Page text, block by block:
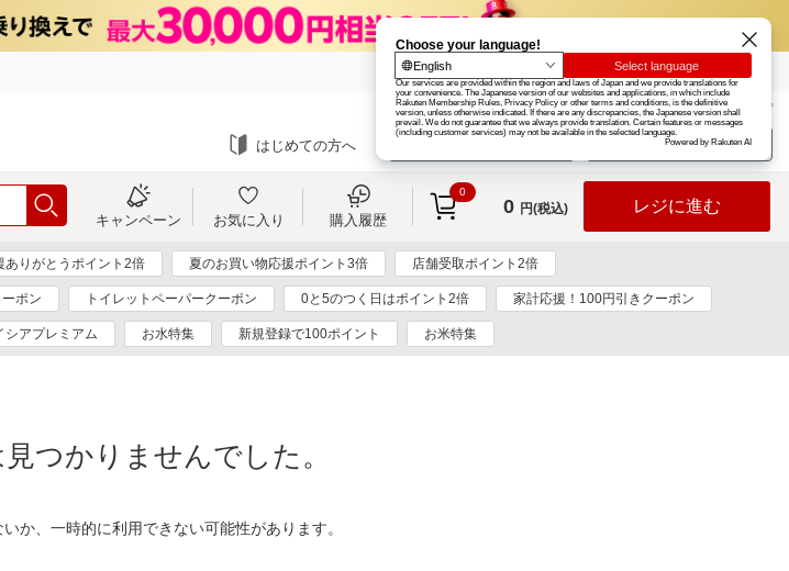
楽天グループ カード
お知らせ ヘルプ
はじめての方へ ログイン
キャンペーン お気に入り 購入履歴
0
0 円(税込) レジに進む
ありがとうポイント2倍 夏のお買い物応援ポイント3倍 店舗受取ポイント2倍
ポン トイレットペーパークーポン 0と5のつく日はポイント2倍 家計応援！100円引きクーポン
シアプレミアム お水特集 新規登録で100ポイント お米特集
つかりませんでした。
か、一時的に利用できない可能性があります。